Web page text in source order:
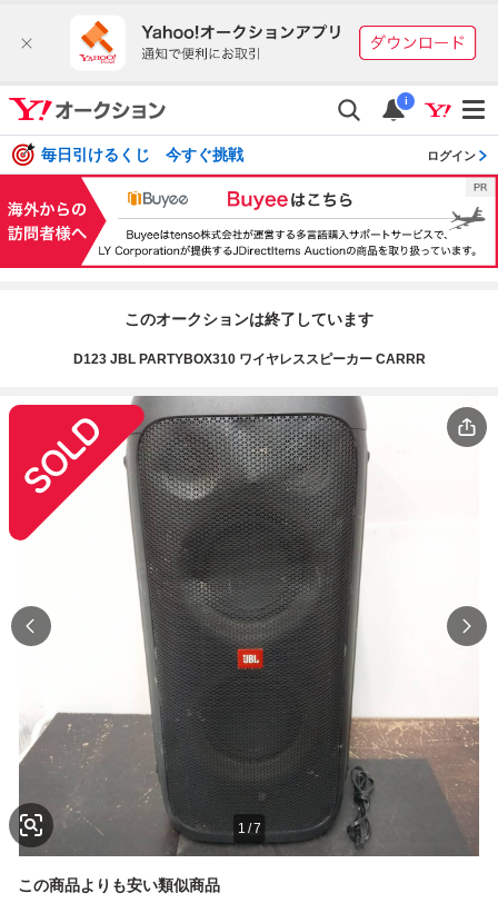
i
毎日引けるくじ 今すぐ挑戦 ログイン
このオークションは終了しています
D123 JBL PARTYBOX310 ワイヤレススピーカー CARRR
1/7
この商品よりも安い類似商品